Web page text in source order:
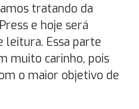
tratando da
e hoje será
leitura. Essa parte
muito carinho, pois
o maior objetivo de